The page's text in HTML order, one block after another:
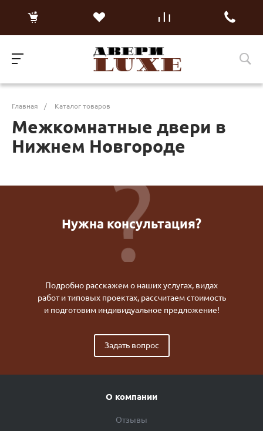
Главная / Каталог товаров
Межкомнатные двери в
Нижнем Новгороде
Нужна консультация?
Подробно расскажем о наших услугах, видах
работ и типовых проектах, рассчитаем стоимость
и подготовим индивидуальное предложение!
Задать вопрос
О компании
Отзывы